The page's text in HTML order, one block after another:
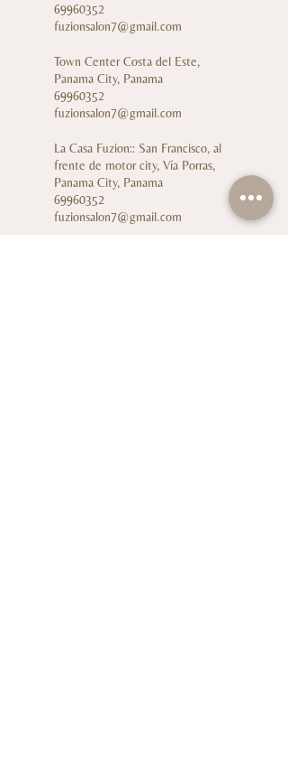
69960352
fuzionsalon7@gmail.com
Town Center Costa del Este,
Panama City, Panama
69960352
fuzionsalon7@gmail.com
La Casa Fuzion:: San Francisco, al
frente de motor city, Vía Porras,
Panama City, Panama
69960352
fuzionsalon7@gmail.com